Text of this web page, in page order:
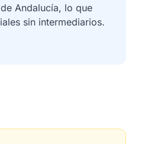
Andalucía, lo que
sin intermediarios.